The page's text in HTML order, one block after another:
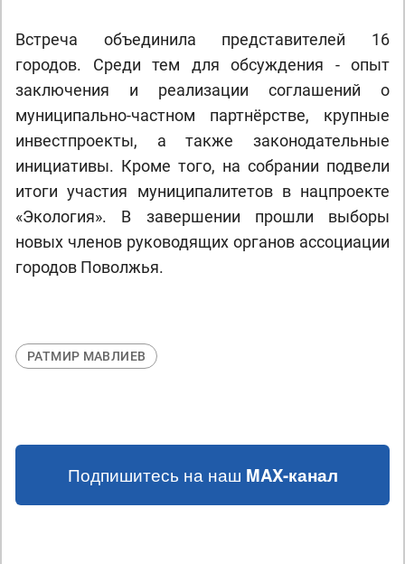
Встреча объединила представителей 16
городов. Среди тем для обсуждения - опыт
заключения и реализации соглашений о
муниципально-частном партнёрстве, крупные
инвестпроекты, а также законодательные
инициативы. Кроме того, на собрании подвели
итоги участия муниципалитетов в нацпроекте
«Экология». В завершении прошли выборы
новых членов руководящих органов ассоциации
городов Поволжья.
РАТМИР МАВЛИЕВ
Подпишитесь на наш MAX-канал